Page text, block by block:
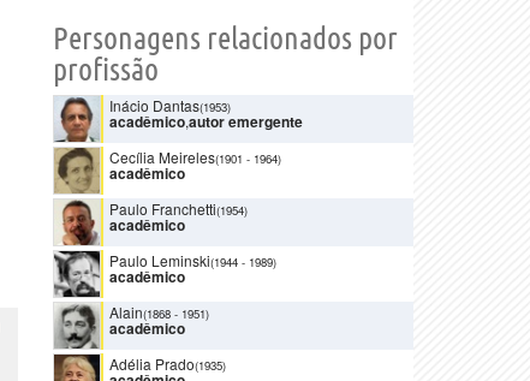
Personagens relacionados por
profissão
Inácio Dantas(1953)
acadêmico,autor emergente
Cecília Meireles(1901 - 1964)
acadêmico
Paulo Franchetti(1954)
acadêmico
Paulo Leminski(1944 - 1989)
acadêmico
Alain(1868 - 1951)
acadêmico
Adélia Prado(1935)